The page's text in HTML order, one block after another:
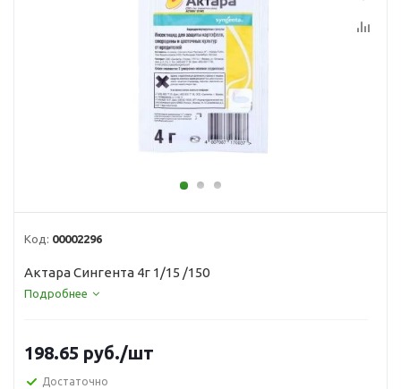
Код: 00002296
Актара Сингента 4г 1/15 /150
Подробнее
198.65 руб./шт
Достаточно